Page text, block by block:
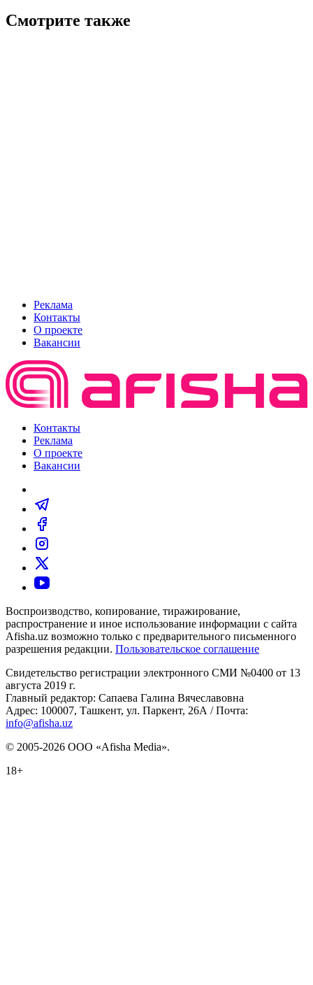
Смотрите также
Реклама
Контакты
О проекте
Вакансии
Контакты
Реклама
О проекте
Вакансии
Воспроизводство, копирование, тиражирование,
распространение и иное использование информации с сайта
Afisha.uz возможно только с предварительного письменного
разрешения редакции. Пользовательское соглашение
Свидетельство регистрации электронного СМИ №0400 от 13
августа 2019 г.
Главный редактор: Сапаева Галина Вячеславовна
Адрес: 100007, Ташкент, ул. Паркент, 26А / Почта:
info@afisha.uz
© 2005-2026 ООО «Afisha Media».
18+